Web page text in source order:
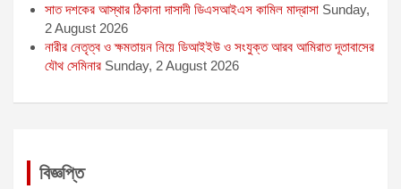
সাত দশকের আস্থার ঠিকানা দাসাদী ডিএসআইএস কামিল মাদ্রাসা Sunday,
2 August 2026
নারীর নেতৃত্ব ও ক্ষমতায়ন নিয়ে ডিআইইউ ও সংযুক্ত আরব আমিরাত দূতাবাসের
যৌথ সেমিনার Sunday, 2 August 2026
বিজ্ঞপ্তি